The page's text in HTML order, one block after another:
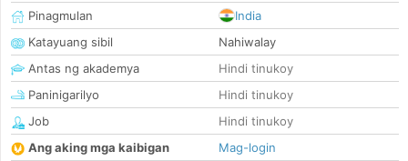
Pinagmulan
India
Katayuang sibil
Nahiwalay
Antas ng akademya
Hindi tinukoy
Paninigarilyo
Hindi tinukoy
Job
Hindi tinukoy
Ang aking mga kaibigan
Mag-login